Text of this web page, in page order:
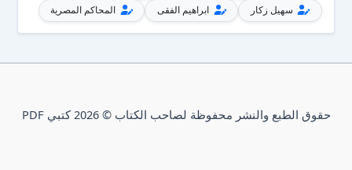
سهيل زكار
ابراهيم الفقى المحاكم المصرية
حقوق الطبع والنشر محفوظة لصاحب الكتاب © 2026 كتبي PDF